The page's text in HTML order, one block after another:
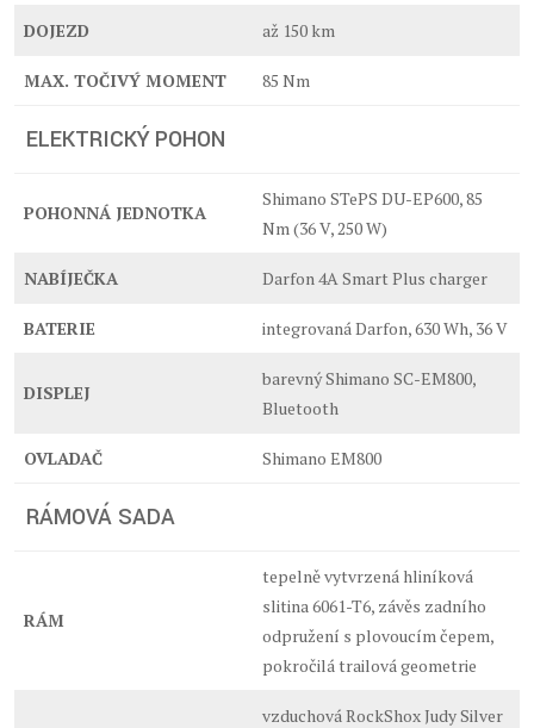
DOJEZD až 150 km
MAX. TOČIVÝ MOMENT 85 Nm
ELEKTRICKÝ POHON
POHONNÁ JEDNOTKA
Shimano STePS DU-EP600, 85
Nm (36 V, 250 W)
NABÍJEČKA Darfon 4A Smart Plus charger
BATERIE integrovaná Darfon, 630 Wh, 36 V
DISPLEJ
barevný Shimano SC-EM800,
Bluetooth
OVLADAČ Shimano EM800
RÁMOVÁ SADA
RÁM
tepelně vytvrzená hliníková
slitina 6061-T6, závěs zadního
odpružení s plovoucím čepem,
pokročilá trailová geometrie
vzduchová RockShox Judy Silver